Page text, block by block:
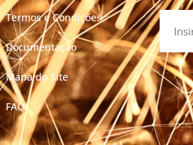
Termos e Condições
Documentação
Mapa do Site
FAQ